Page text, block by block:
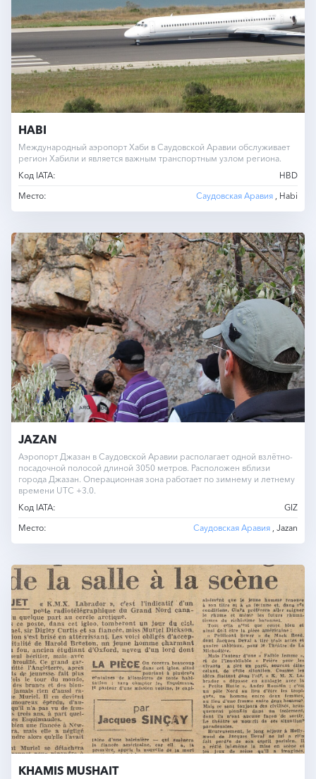
HABI
Международный аэропорт Хаби в Саудовской Аравии обслуживает
регион Хабили и является важным транспортным узлом региона.
Код IATA:
HBD
Место:
Саудовская Аравия , Habi
JAZAN
Аэропорт Джазан в Саудовской Аравии располагает одной взлётно-
посадочной полосой длиной 3050 метров. Расположен вблизи
города Джазан. Операционная зона работает по зимнему и летнему
времени UTC +3.0.
Код IATA:
GIZ
Место:
Саудовская Аравия , Jazan
KHAMIS MUSHAIT